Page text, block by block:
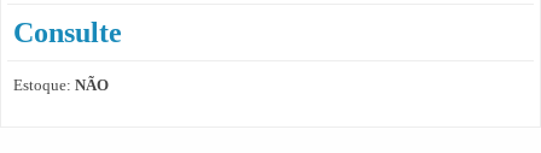
Consulte
Estoque: NÃO